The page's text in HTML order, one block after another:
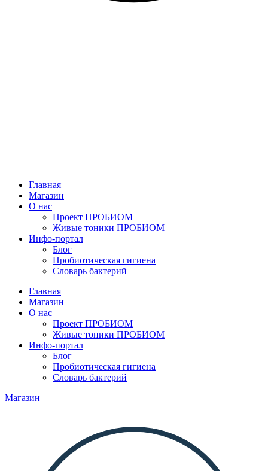
Главная
Магазин
О нас
Проект ПРОБИОМ
Живые тоники ПРОБИОМ
Инфо-портал
Блог
Пробиотическая гигиена
Словарь бактерий
Главная
Магазин
О нас
Проект ПРОБИОМ
Живые тоники ПРОБИОМ
Инфо-портал
Блог
Пробиотическая гигиена
Словарь бактерий
Магазин